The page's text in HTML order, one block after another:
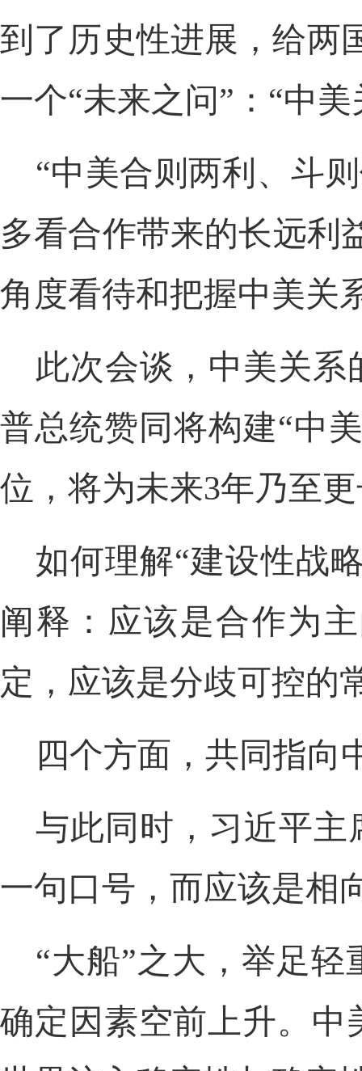
到了历史性进展，给两
一个“未来之问”：“中
“中美合则两利、斗
多看合作带来的长远
角度看待和把握中美关
此次会谈，中美关
普总统赞同将构建“中
位，将为未来3年乃至
如何理解“建设性战
阐释：应该是合作为
定，应该是分歧可控的
四个方面，共同指向
与此同时，习近平主
一句口号，而应该是相
“大船”之大，举足
确定因素空前上升。中